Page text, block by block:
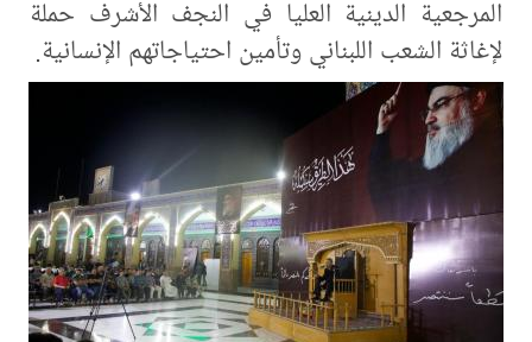
المرجعية الدينية العليا في النجف الأشرف حملة
لإغاثة الشعب اللبناني وتأمين احتياجاتهم الإنسانية.